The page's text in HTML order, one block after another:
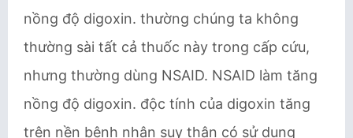
nồng độ digoxin. thường chúng ta không
thường sài tất cả thuốc này trong cấp cứu,
nhưng thường dùng NSAID. NSAID làm tăng
nồng độ digoxin. độc tính của digoxin tăng
trên nền bệnh nhân suy thận có sử dụng